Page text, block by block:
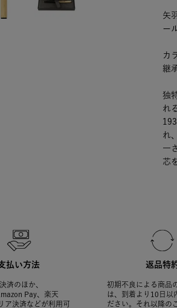
矢
ー
カ
継
独
れ
れ
一
芯
払い方法
済のほか、
Pay、楽天
ア決済などが利用可
返品特
初期不良による商品
は、到着より10日以
ださい。それ以降の